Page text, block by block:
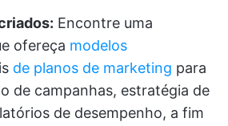
Encontre uma
ofereça modelos
de planos de marketing para
de campanhas, estratégia de
de desempenho, a fim